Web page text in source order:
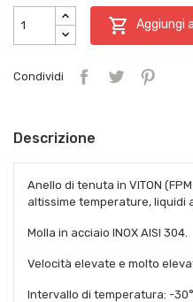
 Aggiungi
Condividi
Descrizione
Anello di tenuta in VITON
altissime temperature, liquidi
Molla in acciaio INOX AISI 304.
Velocità elevate e molto
Intervallo di temperatura: -